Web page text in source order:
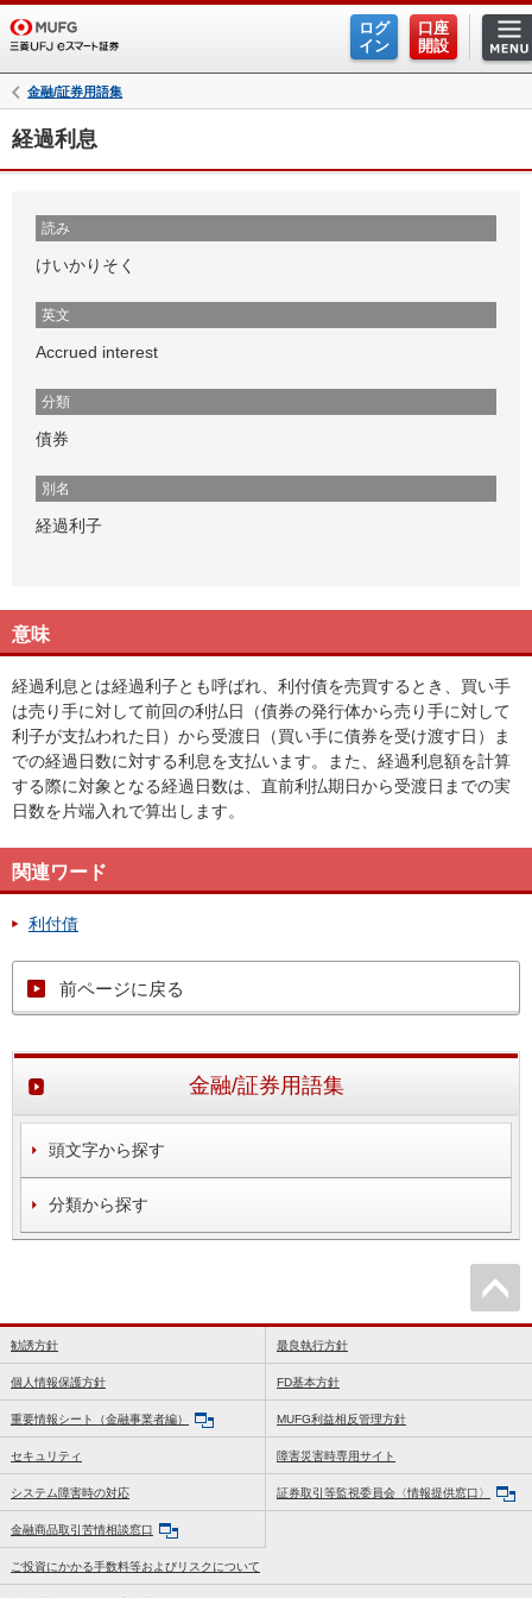
ログ
イン
口座
開設
金融/証券用語集
経過利息
読み
けいかりそく
英文
Accrued interest
分類
債券
別名
経過利子
意味
経過利息とは経過利子とも呼ばれ、利付債を売買するとき、買い手
は売り手に対して前回の利払日（債券の発行体から売り手に対して
利子が支払われた日）から受渡日（買い手に債券を受け渡す日）ま
での経過日数に対する利息を支払います。また、経過利息額を計算
する際に対象となる経過日数は、直前利払期日から受渡日までの実
日数を片端入れで算出します。
関連ワード
利付債
前ページに戻る
金融/証券用語集
頭文字から探す
分類から探す
勧誘方針 最良執行方針
個人情報保護方針 FD基本方針
重要情報シート（金融事業者編） MUFG利益相反管理方針
セキュリティ 障害災害時専用サイト
システム障害時の対応 証券取引等監視委員会〈情報提供窓口〉
金融商品取引苦情相談窓口
ご投資にかかる手数料等およびリスクについて